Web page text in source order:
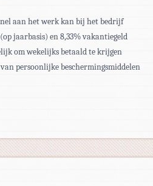
aan het werk kan bij het bedrijf
jaarbasis) en 8,33% vakantiegeld
om wekelijks betaald te krijgen
persoonlijke beschermingsmiddelen